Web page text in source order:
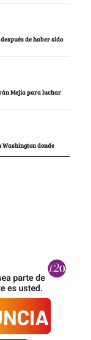
de haber sido
Mejía para luchar
Washington donde